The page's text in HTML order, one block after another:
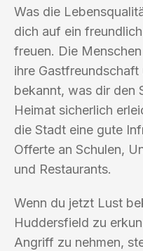
Was die
dich auf ein
freuen. Die
ihre
bekannt, was dir den
Heimat sicherlich
die Stadt eine gute
Offerte an Schulen,
und Restaurants.
Wenn du jetzt Lust
Huddersfield zu
Angriff zu nehmen,